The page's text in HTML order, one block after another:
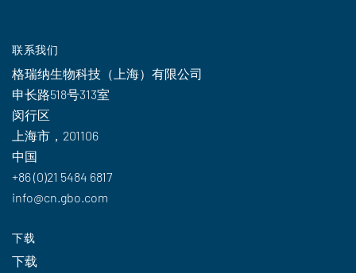
联系我们
格瑞纳生物科技（上海）有限公司
申长路518号313室
闵行区
上海市，201106
中国
+86 (0)21 5484 6817
info@cn.gbo.com
下载
下载